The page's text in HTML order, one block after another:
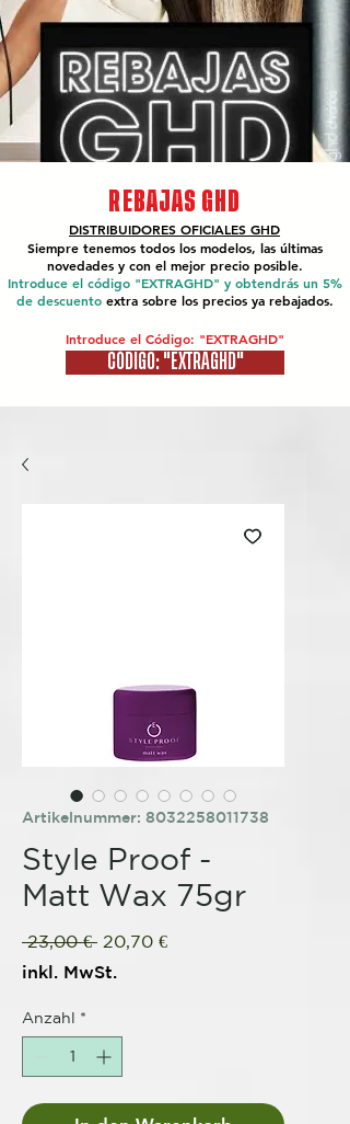
REBAJAS GHD
DISTRIBUIDORES OFICIALES GHD
Siempre tenemos todos los modelos, las últimas
novedades y con el mejor precio posible.
Introduce el código "EXTRAGHD" y obtendrás un 5%
de descuento extra sobre los precios ya rebajados.
Introduce el Código: "EXTRAGHD"
CÓDIGO: "EXTRAGHD"
Artikelnummer: 8032258011738
Style Proof -
Matt Wax 75gr
23,00 € Standardpreis
20,70 €Sale-
inkl. MwSt.
Anzahl *